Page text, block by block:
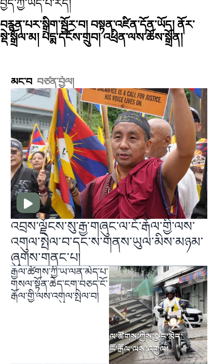
བྱེད་ཀྱི་ཡོད་པ་རེད།
བརྙན་པར་སྒྲིག་སྦྱོར་བ། བསྟན་འཛིན་དོན་ཡོད། ནོར་
སྡེ་སྒྲོལ་མ། པདྨ་དངོས་གྲུབ། འཕྲིན་ལས་ཆོས་སྒྲོན།
མང་བ བཙན་བྱོལ།
འབྲས་ལྗོངས་སུ་རྒྱ་གཞུང་ལ་ངོ་རྒོལ་གྱི་ལས་
འགུལ་སྤེལ་བ་དང་ས་གནས་ཡུལ་མིས་མཉམ་
ཞུགས་གནང་པ།
རྒྱལ་ཚོགས་ཀྱི་ཡ་ལན་མེད་པ་
གསལ་སྟོན་ཆེད་ངག་བཅད་ངོ་
རྒོལ་གྱི་ལས་འགུལ་སྤེལ་བ།